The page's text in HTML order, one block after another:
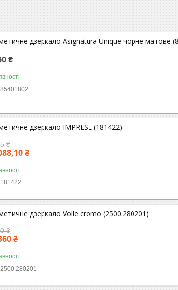
дзеркало Asignatura Unique чорне матове
₴
85401802
дзеркало IMPRESE (181422)
₴
₴
181422
дзеркало Volle cromo (2500.280201)
₴
₴
2500.280201